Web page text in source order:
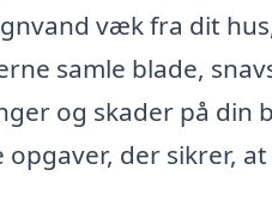
væk fra dit
samle blade,
og skader på din
der sikrer,